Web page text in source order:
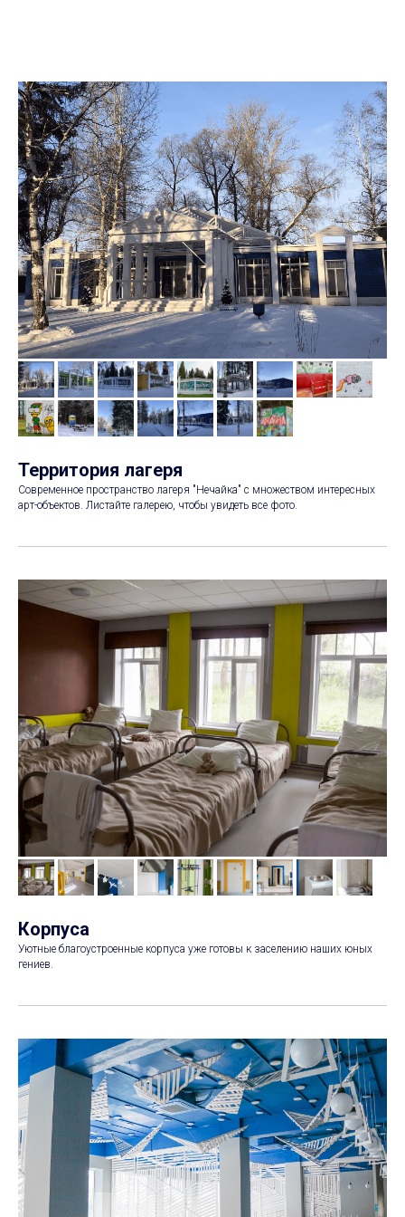
Территория лагеря
Современное пространство лагеря "Нечайка" с множеством интересных
арт-объектов. Листайте галерею, чтобы увидеть все фото.
Корпуса
Уютные благоустроенные корпуса уже готовы к заселению наших юных
гениев.